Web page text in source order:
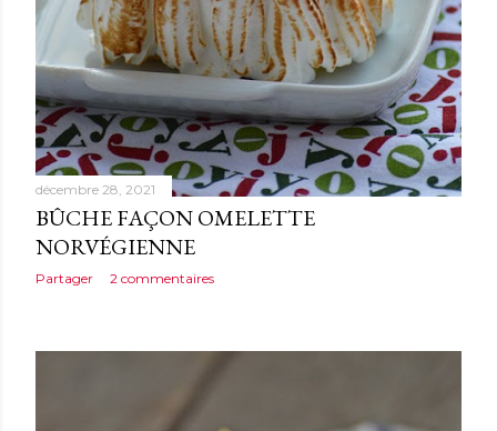
décembre 28, 2021
BÛCHE FAÇON OMELETTE
NORVÉGIENNE
Partager 2 commentaires